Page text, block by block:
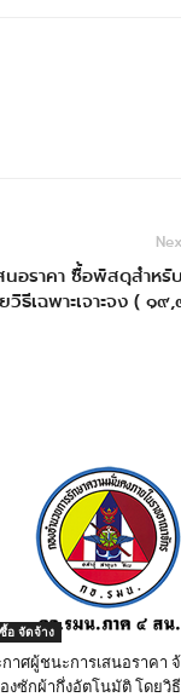
นอราคา ซื้อพัสดุสำห
ธีเฉพาะเจาะจง ( ๑๙
อ จัดจ้าง
กาศผู้ชนะการเสนอราคา
องซักผ้ากึ่งอัตโนมัติ โดยวิ